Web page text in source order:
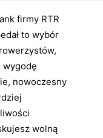
firmy RTR
to wybór
wygodę
nowoczesny
wolną